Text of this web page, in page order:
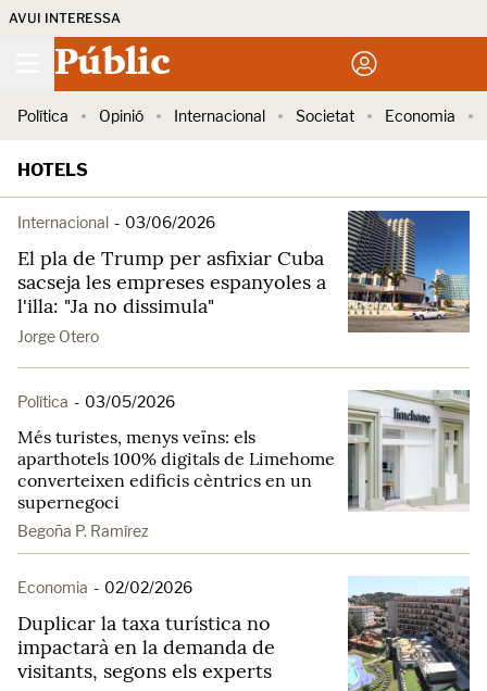
AVUI INTERESSA
Públic
Política Opinió Internacional Societat Economia
HOTELS
Internacional - 03/06/2026
El pla de Trump per asfixiar Cuba
sacseja les empreses espanyoles a
l'illa: "Ja no dissimula"
Jorge Otero
Política - 03/05/2026
Més turistes, menys veïns: els
aparthotels 100% digitals de Limehome
converteixen edificis cèntrics en un
supernegoci
Begoña P. Ramírez
Economia - 02/02/2026
Duplicar la taxa turística no
impactarà en la demanda de
visitants, segons els experts